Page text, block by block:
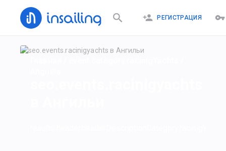
РЕГИСТРАЦИЯ